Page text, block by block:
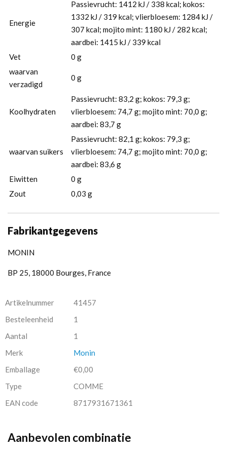
Energie
Passievrucht: 1412 kJ / 338 kcal; kokos:
1332 kJ / 319 kcal; vlierbloesem: 1284 kJ /
307 kcal; mojito mint: 1180 kJ / 282 kcal;
aardbei: 1415 kJ / 339 kcal
Vet
0 g
waarvan
verzadigd
0 g
Koolhydraten
Passievrucht: 83,2 g; kokos: 79,3 g;
vlierbloesem: 74,7 g; mojito mint: 70,0 g;
aardbei: 83,7 g
waarvan suikers
Passievrucht: 82,1 g; kokos: 79,3 g;
vlierbloesem: 74,7 g; mojito mint: 70,0 g;
aardbei: 83,6 g
Eiwitten
0 g
Zout
0,03 g
Fabrikantgegevens
MONIN
BP 25, 18000 Bourges, France
Artikelnummer
41457
Besteleenheid
1
Aantal
1
Merk
Monin
Emballage
€0,00
Type
COMME
EAN code
8717931671361
Aanbevolen combinatie